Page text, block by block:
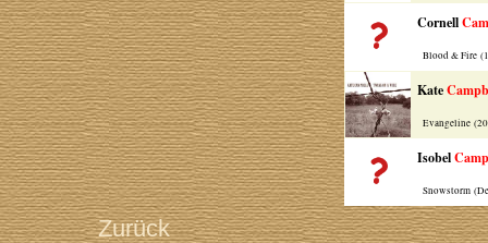
Cornell
Blood & Fire
Kate
Evangeline
Isobel
Snowstorm
Zurück